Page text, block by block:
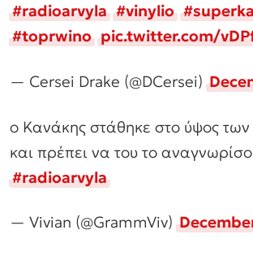
#radioarvyla #vinylio
#toprwino pic.twitter.com/
— Cersei Drake (@DCersei)
ο Κανάκης στάθηκε στο ύψος
και πρέπει να του το
#radioarvyla
— Vivian (@GrammViv)